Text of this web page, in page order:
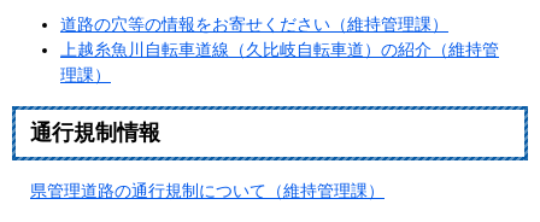
道路の穴等の情報をお寄せください（維持管理課）
上越糸魚川自転車道線（久比岐自転車道）の紹介（維持管
理課）
通行規制情報
県管理道路の通行規制について（維持管理課）